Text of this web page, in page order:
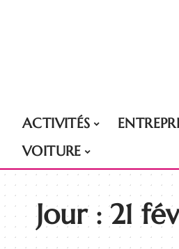
ACTIVITÉS
VOITURE
Jour :21